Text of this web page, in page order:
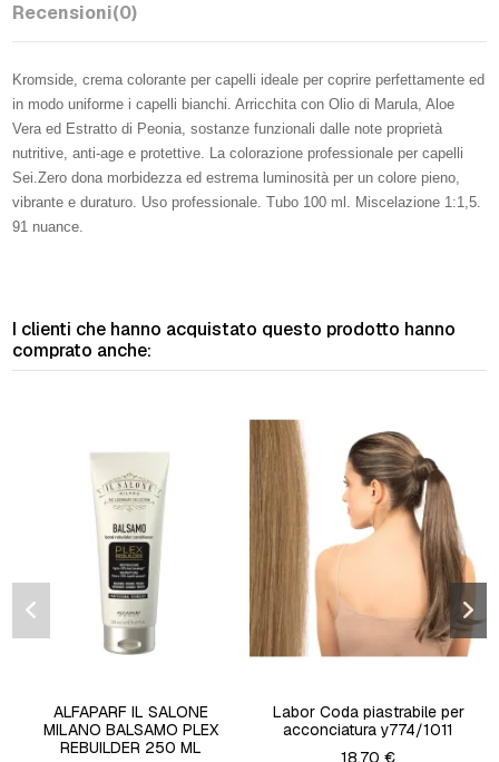
Recensioni(0)
Kromside, crema colorante per capelli ideale per coprire perfettamente ed
in modo uniforme i capelli bianchi. Arricchita con Olio di Marula, Aloe
Vera ed Estratto di Peonia, sostanze funzionali dalle note proprietà
nutritive, anti-age e protettive. La colorazione professionale per capelli
Sei.Zero dona morbidezza ed estrema luminosità per un colore pieno,
vibrante e duraturo. Uso professionale. Tubo 100 ml. Miscelazione 1:1,5.
91 nuance.
I clienti che hanno acquistato questo prodotto hanno
comprato anche:
ALFAPARF IL SALONE
MILANO BALSAMO PLEX
REBUILDER 250 ML
Labor Coda piastrabile per
acconciatura y774/1011